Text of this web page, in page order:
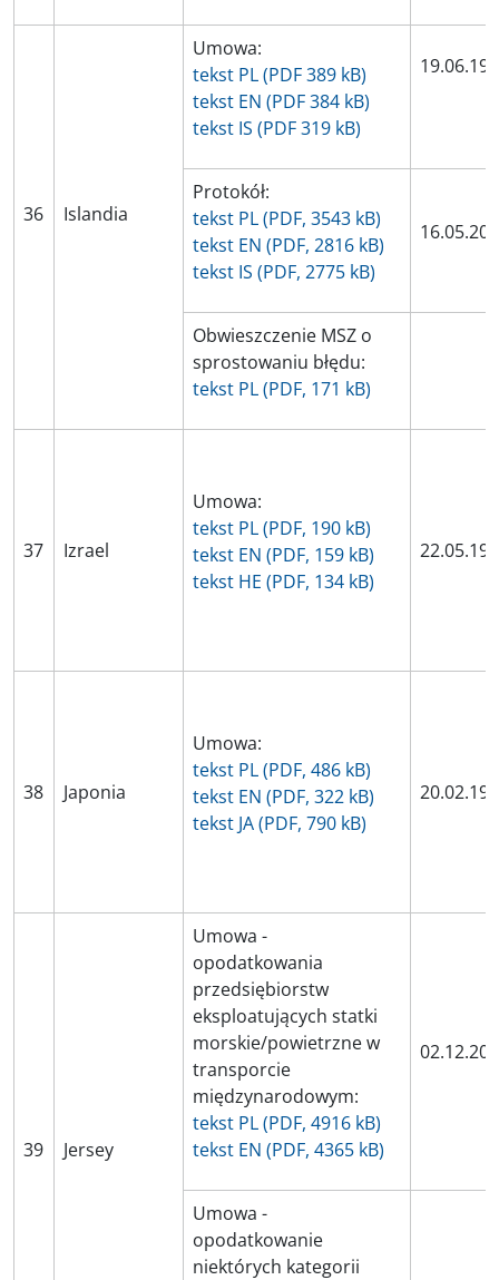
36 Islandia
Umowa:
tekst PL (PDF 389 kB)
tekst EN (PDF 384 kB)
tekst IS (PDF 319 kB)
Protokół:
tekst PL (PDF, 3543 kB)
tekst EN (PDF, 2816 kB)
tekst IS (PDF, 2775 kB)
Obwieszczenie MSZ o
sprostowaniu błędu:
tekst PL (PDF, 171 kB)
37 Izrael
Umowa:
tekst PL (PDF, 190 kB)
tekst EN (PDF, 159 kB)
tekst HE (PDF, 134 kB)
38 Japonia
Umowa:
tekst PL (PDF, 486 kB)
tekst EN (PDF, 322 kB)
tekst JA (PDF, 790 kB)
39 Jersey
Umowa -
opodatkowania
przedsiębiorstw
eksploatujących statki
morskie/powietrzne w
transporcie
międzynarodowym:
tekst PL (PDF, 4916 kB)
tekst EN (PDF, 4365 kB)
Umowa -
opodatkowanie
niektórych kategorii